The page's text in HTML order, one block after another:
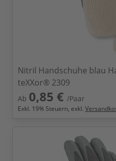
Nitril Handschuhe blau
teXXor® 2309
Ab 0,85 € /Paar
Exkl. 19% Steuern, exkl.